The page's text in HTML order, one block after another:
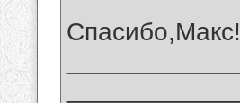
Спасибо,Макс!